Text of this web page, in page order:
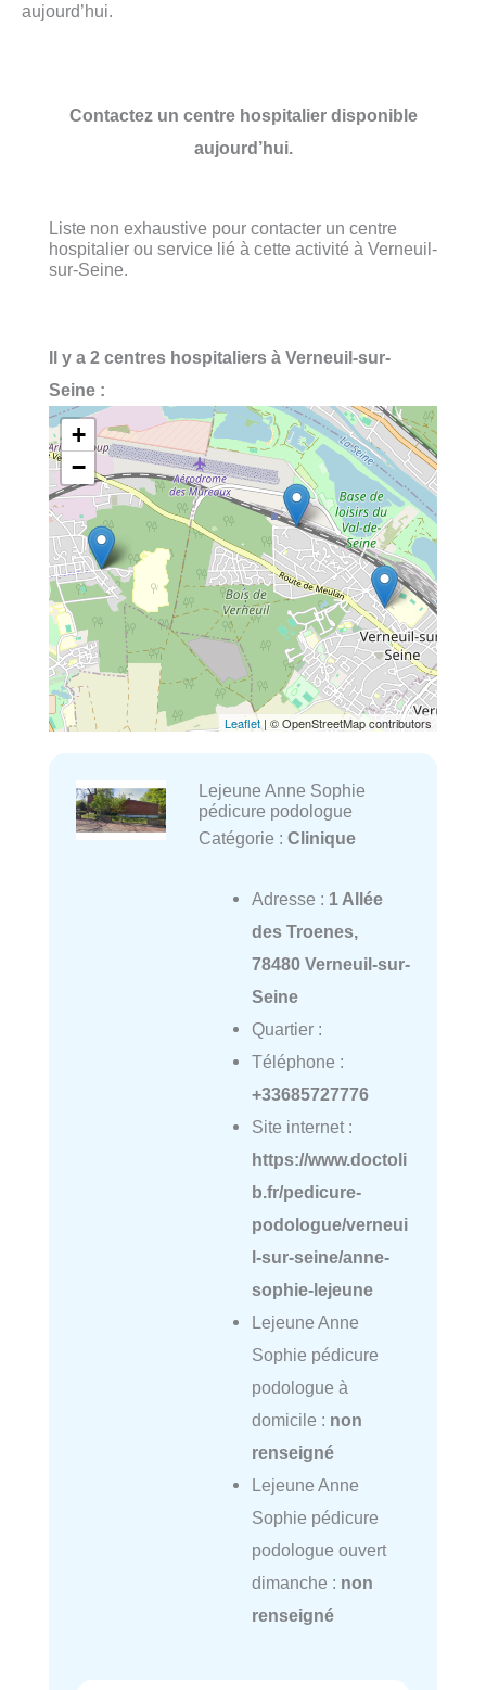
aujourd’hui.
Contactez un centre hospitalier disponible
aujourd’hui.
Liste non exhaustive pour contacter un centre
hospitalier ou service lié à cette activité à Verneuil-
sur-Seine.
Il y a 2 centres hospitaliers à Verneuil-sur-
Seine :
+
−
Leaflet | © OpenStreetMap contributors
Lejeune Anne Sophie
pédicure podologue
Catégorie : Clinique
Adresse : 1 Allée
des Troenes,
78480 Verneuil-sur-
Seine
Quartier :
Téléphone :
+33685727776
Site internet :
https://www.doctoli
b.fr/pedicure-
podologue/verneui
l-sur-seine/anne-
sophie-lejeune
Lejeune Anne
Sophie pédicure
podologue à
domicile : non
renseigné
Lejeune Anne
Sophie pédicure
podologue ouvert
dimanche : non
renseigné